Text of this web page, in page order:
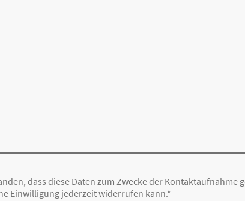
dass diese Daten zum Zwecke der
Einwilligung jederzeit widerrufen kann.*